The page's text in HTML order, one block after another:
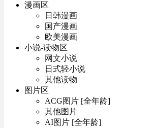
漫画区
日韩漫画
国产漫画
欧美漫画
小说-读物区
网文小说
日式轻小说
其他读物
图片区
ACG图片 [全年龄]
其他图片
AI图片 [全年龄]